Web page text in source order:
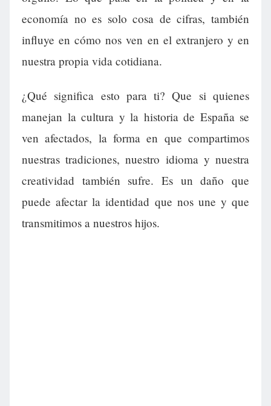
economía no es solo cosa de cifras, también
influye en cómo nos ven en el extranjero y en
nuestra propia vida cotidiana.
¿Qué significa esto para ti? Que si quienes
manejan la cultura y la historia de España se
ven afectados, la forma en que compartimos
nuestras tradiciones, nuestro idioma y nuestra
creatividad también sufre. Es un daño que
puede afectar la identidad que nos une y que
transmitimos a nuestros hijos.